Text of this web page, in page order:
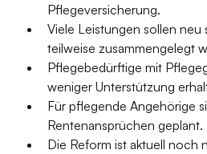
Pflegeversicherung.
Viele Leistungen sollen neu
teilweise zusammengelegt
Pflegebedürftige mit
weniger Unterstützung
Für pflegende Angehörige
Rentenansprüchen geplant.
Die Reform ist aktuell noch